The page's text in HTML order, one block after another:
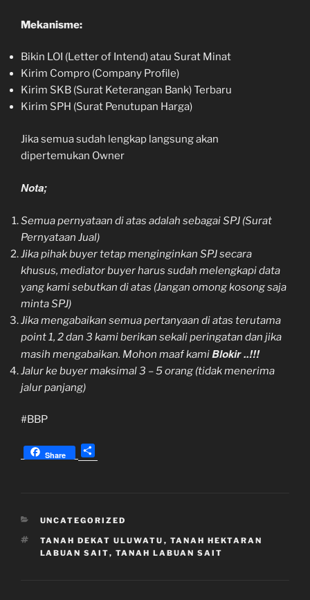
Mekanisme:
Bikin LOI (Letter of Intend) atau Surat Minat
Kirim Compro (Company Profile)
Kirim SKB (Surat Keterangan Bank) Terbaru
Kirim SPH (Surat Penutupan Harga)
Jika semua sudah lengkap langsung akan
dipertemukan Owner
Nota;
Semua pernyataan di atas adalah sebagai SPJ (Surat
Pernyataan Jual)
Jika pihak buyer tetap menginginkan SPJ secara
khusus, mediator buyer harus sudah melengkapi data
yang kami sebutkan di atas (Jangan omong kosong saja
minta SPJ)
Jika mengabaikan semua pertanyaan di atas terutama
point 1, 2 dan 3 kami berikan sekali peringatan dan jika
masih mengabaikan. Mohon maaf kamiBlokir ..!!!
Jalur ke buyer maksimal 3 – 5 orang (tidak menerima
jalur panjang)
#BBP
Share
h
KATEGORI
UNCATEGORIZED
TAG
TANAH DEKAT ULUWATU , TANAH HEKTARAN
LABUAN SAIT, TANAH LABUAN SAIT